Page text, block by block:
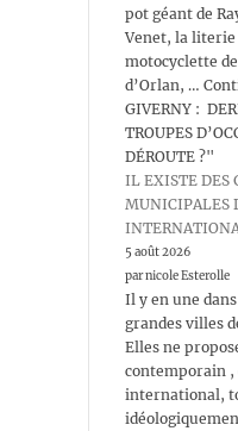
pot géant de
Venet, la literie
motocyclette
d’Orlan, …
GIVERNY :
TROUPES
DÉROUTE ?"
IL EXISTE DES
MUNICIPALES
5 août 2026
par nicole Esterolle
Il y en une
grandes villes
Elles ne
contemporain
international,